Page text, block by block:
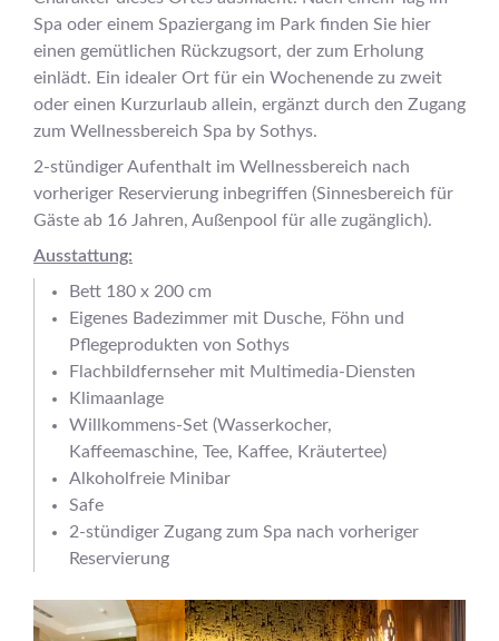
Spa oder einem Spaziergang im Park finden Sie hier
einen gemütlichen Rückzugsort, der zum Erholung
einlädt. Ein idealer Ort für ein Wochenende zu zweit
oder einen Kurzurlaub allein, ergänzt durch den Zugang
zum Wellnessbereich Spa by Sothys.
2-stündiger Aufenthalt im Wellnessbereich nach
vorheriger Reservierung inbegriffen (Sinnesbereich für
Gäste ab 16 Jahren, Außenpool für alle zugänglich).
Ausstattung:
Bett 180 x 200 cm
Eigenes Badezimmer mit Dusche, Föhn und
Pflegeprodukten von Sothys
Flachbildfernseher mit Multimedia-Diensten
Klimaanlage
Willkommens-Set (Wasserkocher,
Kaffeemaschine, Tee, Kaffee, Kräutertee)
Alkoholfreie Minibar
Safe
2-stündiger Zugang zum Spa nach vorheriger
Reservierung